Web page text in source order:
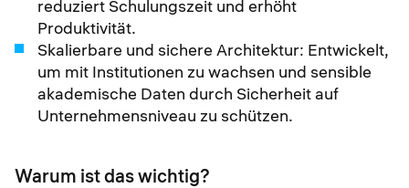
reduziert Schulungszeit und erhöht
Produktivität.
Skalierbare und sichere Architektur: Entwickelt,
um mit Institutionen zu wachsen und sensible
akademische Daten durch Sicherheit auf
Unternehmensniveau zu schützen.
Warum ist das wichtig?